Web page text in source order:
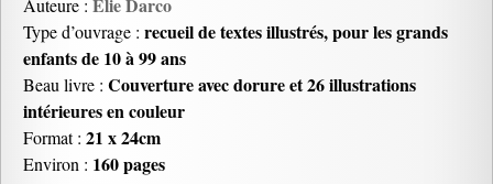
Auteure :
Type d’ouvrage : recueil de textes illustrés, pour les grands
enfants de 10 à 99 ans
Beau livre : Couverture avec dorure et 26 illustrations
intérieures en couleur
Format : 21 x 24cm
Environ : 160 pages